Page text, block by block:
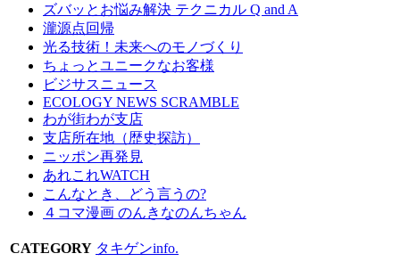
ズバッとお悩み解決 テクニカル Q and A
瀧源点回帰
光る技術！未来へのモノづくり
ちょっとユニークなお客様
ビジサスニュース
ECOLOGY NEWS SCRAMBLE
わが街わが支店
支店所在地（歴史探訪）
ニッポン再発見
あれこれWATCH
こんなとき、どう言うの?
４コマ漫画 のんきなのんちゃん
CATEGORY タキゲンinfo.